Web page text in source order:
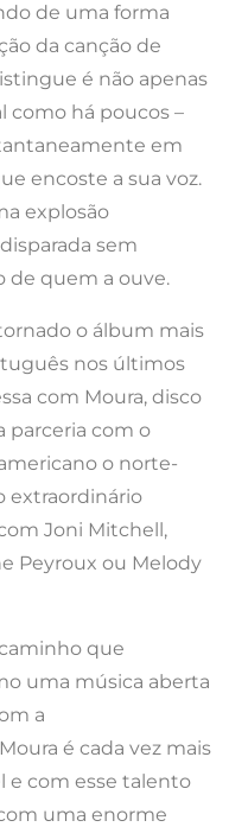
de uma forma
da canção de
é não apenas
como há poucos –
em
encoste a sua voz.
explosão
sem
de quem a ouve.
o álbum mais
nos últimos
com Moura, disco
parceria com o
o norte-
extraordinário
Joni Mitchell,
Peyroux ou Melody
que
uma música aberta
a
é cada vez mais
e com esse talento
uma enorme